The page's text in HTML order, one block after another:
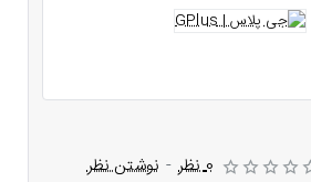
0 نظر - نوشتن نظر